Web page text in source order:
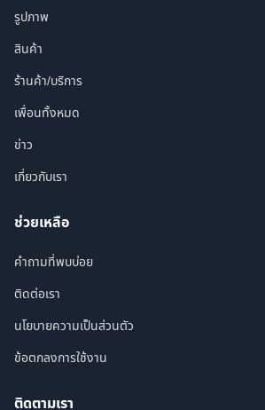
รูปภาพ
สินค้า
ร้านค้า/บริการ
เพื่อนทั้งหมด
ข่าว
เกี่ยวกับเรา
ช่วยเหลือ
คำถามที่พบบ่อย
ติดต่อเรา
นโยบายความเป็นส่วนตัว
ข้อตกลงการใช้งาน
ติดตามเรา